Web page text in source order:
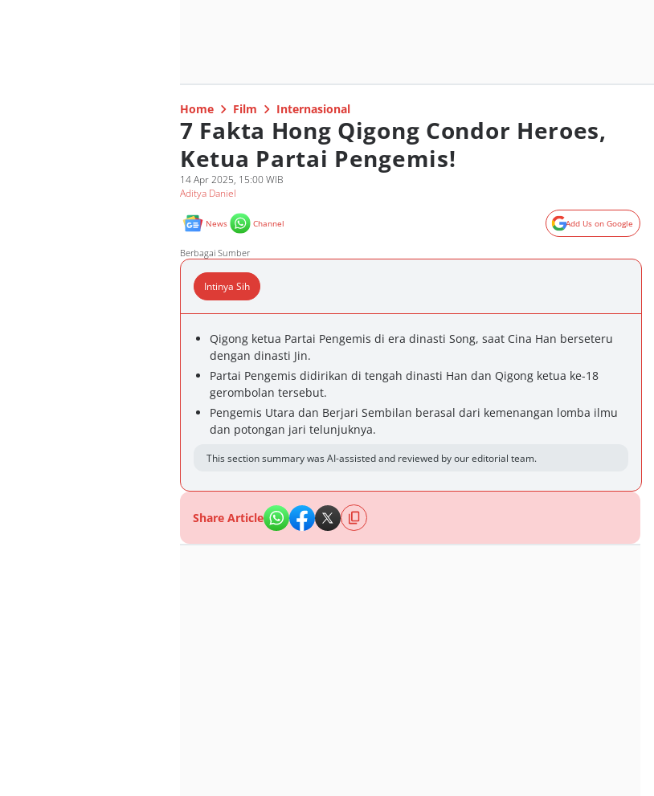
Home Film Internasional
7 Fakta Hong Qigong Condor Heroes,
Ketua Partai Pengemis!
14 Apr 2025, 15:00 WIB
Aditya Daniel
News Channel Add Us on Google
Berbagai Sumber
Intinya Sih
Qigong ketua Partai Pengemis di era dinasti Song, saat Cina Han berseteru
dengan dinasti Jin.
Partai Pengemis didirikan di tengah dinasti Han dan Qigong ketua ke-18
gerombolan tersebut.
Pengemis Utara dan Berjari Sembilan berasal dari kemenangan lomba ilmu
dan potongan jari telunjuknya.
This section summary was AI-assisted and reviewed by our editorial team.
Share Article